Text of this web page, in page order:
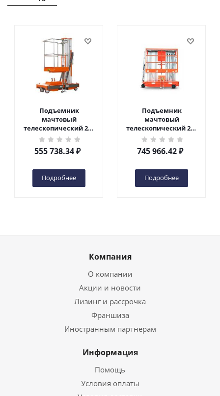
Подъемник
мачтовый
телескопический 200
кг 6 м TOR GTWY6-200S
DC 2-мачтовый
(автономный) (G) в
555 738.34₽
Подробнее
Подъемник
мачтовый
телескопический 200
кг 10 м TOR GTWY10-
200S DC 2-мачтовый
(автономный) (N) в
745 966.42₽
Подробнее
Компания
О компании
Акции и новости
Лизинг и рассрочка
Франшиза
Иностранным партнерам
Информация
Помощь
Условия оплаты